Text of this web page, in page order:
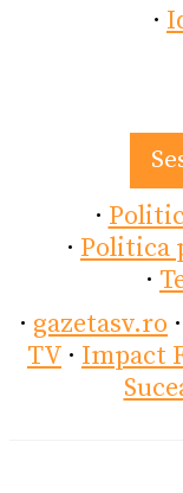
·
·
· Politica
·
· gazetasv.ro ·
TV · Impact